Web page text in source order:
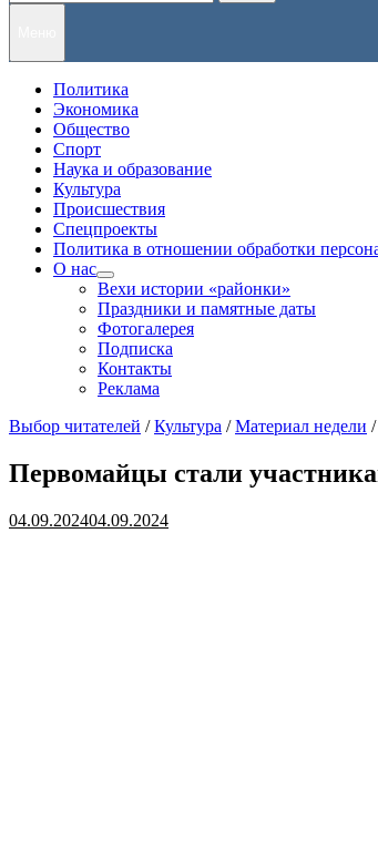
Политика
Экономика
Общество
Спорт
Наука и образование
Культура
Происшествия
Спецпроекты
Политика в отношении обработки
О нас
Показать
подменю
Вехи истории «районки»
Праздники и памятные даты
Фотогалерея
Подписка
Контакты
Реклама
Выбор читателей /Культура /Материал недели /
Первомайцы стали
04.09.202404.09.2024